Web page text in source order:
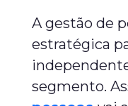
A gestão de
estratégica
segmento.